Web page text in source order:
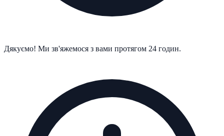
Дякуємо! Ми зв'яжемося з вами протягом 24 годин.